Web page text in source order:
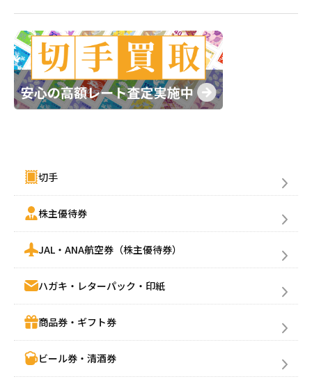
切手
株主優待券
JAL・ANA航空券（株主優待券）
ハガキ・レターパック・印紙
商品券・ギフト券
ビール券・清酒券